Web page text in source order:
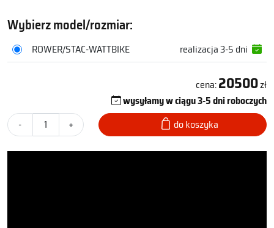
praktycznie niemożliwe do osiągnięcia za pomocą innych
urządzeń czy w innych warunkach.
Przy współpracy z jednym z najlepszych światowych ekspertów
rowerowych, udało się osiągnąć niezwykły efekt. Wattbike
oferujący kompleksowe rozwiązania szkoleniowe połączone
najbardziej zaawansowaną technologią.
Cel- pomóc poprawić wydajność i osiągnąć więcej niż tylko
marginalne zyski.
Wybierz model/rozmiar:
ROWER/STAC-WATTBIKE realizacja 3-5 dni
cena:20500zł
wysyłamy w ciągu 3-5 dni roboczych
-
+ do koszyka